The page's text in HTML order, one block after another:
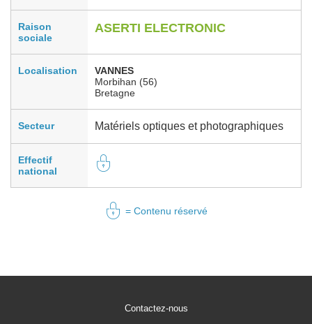
Raison
sociale
ASERTI ELECTRONIC
Localisation
VANNES
Morbihan (56)
Bretagne
Secteur Matériels optiques et photographiques
Effectif
national
= Contenu réservé
Contactez-nous